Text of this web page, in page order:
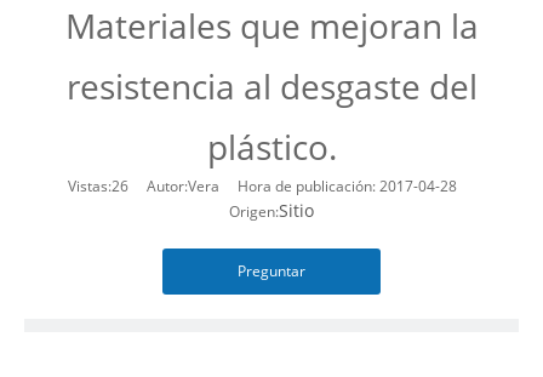
Materiales que mejoran la
resistencia al desgaste del
plástico.
Vistas:26 Autor:Vera Hora de publicación: 2017-04-28
Origen:Sitio
Preguntar